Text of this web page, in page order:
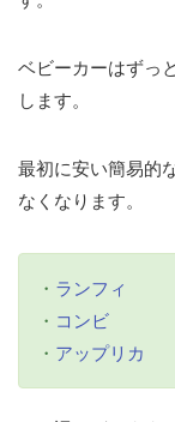
ベビーカーはずっ
します。
最初に安い簡易的
なくなります。
・ ランフィ
・ コンビ
・ アップリカ